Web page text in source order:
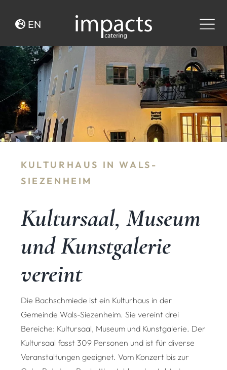
Inhalt
EN
KULTURHAUS IN WALS-
SIEZENHEIM
Kultursaal, Museum
und Kunstgalerie
vereint
Die Bachschmiede ist ein Kulturhaus in der
Gemeinde Wals-Siezenheim. Sie vereint drei
Bereiche: Kultursaal, Museum und Kunstgalerie. Der
Kultursaal fasst 309 Personen und ist für diverse
Veranstaltungen geeignet. Vom Konzert bis zur